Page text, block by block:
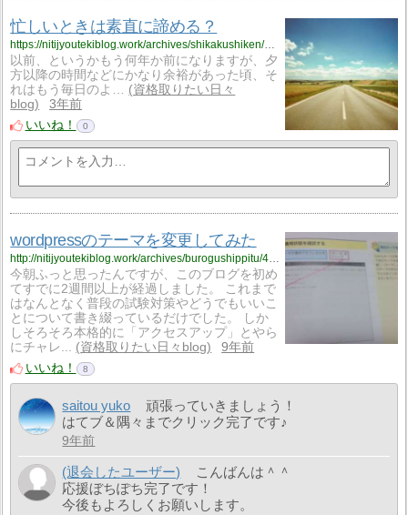
忙しいときは素直に諦める？
https://nitijyoutekiblog.work/archives/shikakushiken/4184
以前、というかもう何年か前になりますが、夕
方以降の時間などにかなり余裕があった頃、そ
れはもう毎日のよ…
資格取りたい日々
blog
3年前
いいね！
0
wordpressのテーマを変更してみた
http://nitijyoutekiblog.work/archives/burogushippitu/412
今朝ふっと思ったんですが、このブログを初め
てすでに2週間以上が経過しました。 これまで
はなんとなく普段の試験対策やどうでもいいこ
とについて書き綴っているだけでした。 しか
しそろそろ本格的に「アクセスアップ」とやら
にチャレ...
資格取りたい日々blog
9年前
いいね！
8
saitou yuko
頑張っていきましょう！
はてブ＆隅々までクリック完了です♪
9年前
(退会したユーザー)
こんばんは＾＾
応援ぼちぽち完了です！
今後もよろしくお願いします。